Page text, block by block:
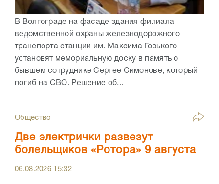
В Волгограде на фасаде здания филиала
ведомственной охраны железнодорожного
транспорта станции им. Максима Горького
установят мемориальную доску в память о
бывшем сотруднике Сергее Симонове, который
погиб на СВО. Решение об...
Общество
Две электрички развезут
болельщиков «Ротора» 9 августа
06.08.2026 15:32